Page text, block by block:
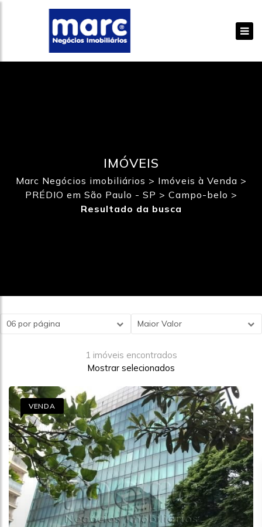
IMÓVEIS
Marc Negócios imobiliários > Imóveis à Venda >
PRÉDIO em São Paulo - SP > Campo-belo >
Resultado da busca
Maior Valor
06 por página
1 imóveis encontrados
Mostrar selecionados
VENDA